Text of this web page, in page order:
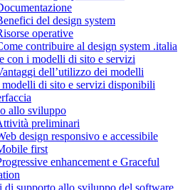
del design system
operative
contribuire al design system .italia
con i modelli di sito e servizi
dell’utilizzo dei modelli
di sito e servizi disponibili
allo sviluppo
preliminari
design responsivo e accessibile
first
enhancement e Graceful
di supporto allo sviluppo del software